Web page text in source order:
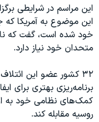
قانون شفافیت دارائی کادر
اعتراضات مردمی آبان ۹۸
اسرائیل در جنگ
همایش محافظه‌کاران
صفحه‌های ویژه
سفر پرزیدنت ترامپ به چین
این مراسم در شرایطی
این موضوع به آمریکا
خود شده است، گفت که
متحدان خود نیاز دارد.
۳۲ کشور عضو این
برنامه‌ریزی بهتری برای
کمک‌های نظامی خود به
روسیه مقابله کند.